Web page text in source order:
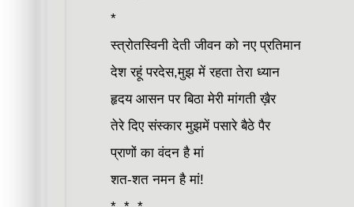
*
स्त्रोतस्विनी देती जीवन को नए प्रतिमान
देश रहूं परदेस,मुझ में रहता तेरा ध्यान
हृदय आसन पर बिठा मेरी मांगती ख़ैर
तेरे दिए संस्कार मुझमें पसारे बैठे पैर
प्राणों का वंदन है मां
शत-शत नमन है मां!